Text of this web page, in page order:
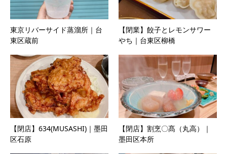
東京リバーサイド蒸溜所｜台
東区蔵前
【閉業】餃子とレモンサワー
やち｜台東区柳橋
【閉店】634(MUSASHI)｜墨田
区石原
【閉店】割烹〇髙（丸高）｜
墨田区本所